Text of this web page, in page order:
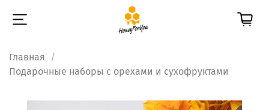
Главная
Подарочные наборы с орехами и сухофруктами